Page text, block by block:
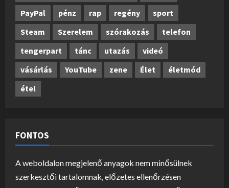
PayPal
pénz rap regény
sport
Steam
Szerelem szórakozás
telefon
tengerpart
tánc utazás
videó
vásárlás
YouTube zene Élet
életmód
étel
FONTOS
A weboldalon megjelenő anyagok nem minősülnek
szerkesztői tartalomnak, előzetes ellenőrzésen